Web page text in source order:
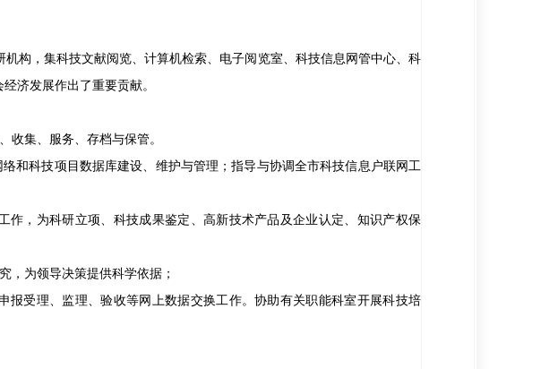
构，集科技文献阅览、计算机检索、电子阅览室、科技信息网管中心、科
济发展作出了重要贡献。
收集、服务、存档与保管。
和科技项目数据库建设、维护与管理；指导与协调全市科技信息户联网工
，为科研立项、科技成果鉴定、高新技术产品及企业认定、知识产权保
，为领导决策提供科学依据；
受理、监理、验收等网上数据交换工作。协助有关职能科室开展科技培